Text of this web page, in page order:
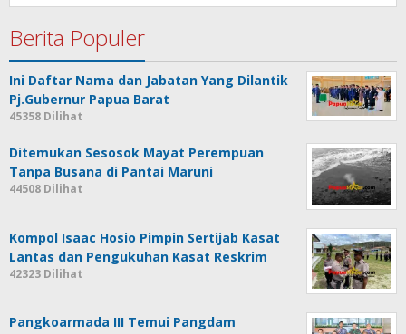
Berita Populer
Ini Daftar Nama dan Jabatan Yang Dilantik
Pj.Gubernur Papua Barat
45358 Dilihat
Ditemukan Sesosok Mayat Perempuan
Tanpa Busana di Pantai Maruni
44508 Dilihat
Kompol Isaac Hosio Pimpin Sertijab Kasat
Lantas dan Pengukuhan Kasat Reskrim
42323 Dilihat
Pangkoarmada III Temui Pangdam